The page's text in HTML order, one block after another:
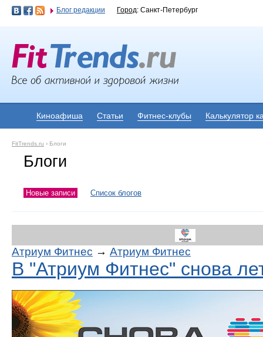
Блог редакции Город: Санкт-Петербург
Киноафиша Статьи Фитнес-клубы Калькулятор
FitTrends.ru › Блоги
Блоги
Новые записи Список блогов
Атриум Фитнес → Атриум Фитнес
В "Атриум Фитнес" снова